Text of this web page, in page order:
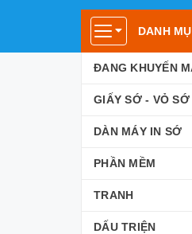
DANH
ĐANG KHUYẾN
GIẤY SỚ - VỎ
DÀN MÁY IN SỚ
PHẦN MỀM
TRANH
DẤU TRIỆN